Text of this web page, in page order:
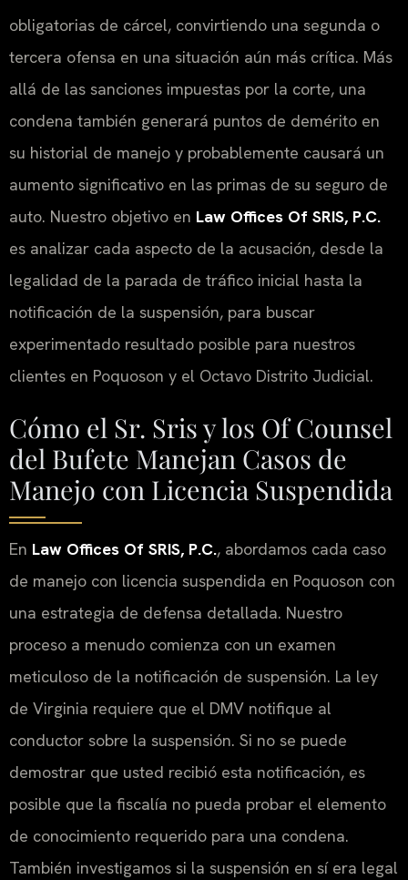
obligatorias de cárcel, convirtiendo una segunda o
tercera ofensa en una situación aún más crítica. Más
allá de las sanciones impuestas por la corte, una
condena también generará puntos de demérito en
su historial de manejo y probablemente causará un
aumento significativo en las primas de su seguro de
auto. Nuestro objetivo en Law Offices Of SRIS, P.C.
es analizar cada aspecto de la acusación, desde la
legalidad de la parada de tráfico inicial hasta la
notificación de la suspensión, para buscar
experimentado resultado posible para nuestros
clientes en Poquoson y el Octavo Distrito Judicial.
Cómo el Sr. Sris y los Of Counsel
del Bufete Manejan Casos de
Manejo con Licencia Suspendida
En Law Offices Of SRIS, P.C., abordamos cada caso
de manejo con licencia suspendida en Poquoson con
una estrategia de defensa detallada. Nuestro
proceso a menudo comienza con un examen
meticuloso de la notificación de suspensión. La ley
de Virginia requiere que el DMV notifique al
conductor sobre la suspensión. Si no se puede
demostrar que usted recibió esta notificación, es
posible que la fiscalía no pueda probar el elemento
de conocimiento requerido para una condena.
También investigamos si la suspensión en sí era legal